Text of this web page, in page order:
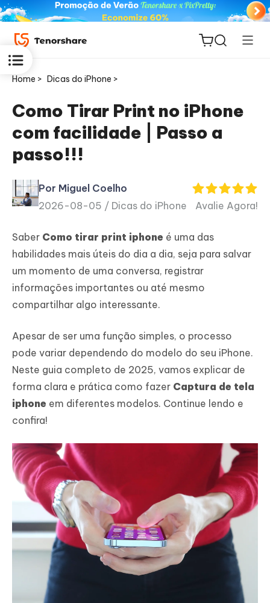
ReiBoot
for iOS
PDNob
PDF
Novo
iAnyGo
Home > Dicas do iPhone >
Como Tirar Print no iPhone
com facilidade | Passo a
passo!!!
Por Miguel Coelho
2026-08-05 / Dicas do iPhone Avalie Agora!
Saber Como tirar print iphone é uma das
habilidades mais úteis do dia a dia, seja para salvar
um momento de uma conversa, registrar
informações importantes ou até mesmo
compartilhar algo interessante.
Apesar de ser uma função simples, o processo
pode variar dependendo do modelo do seu iPhone.
Neste guia completo de 2025, vamos explicar de
forma clara e prática como fazer Captura de tela
iphone em diferentes modelos. Continue lendo e
confira!